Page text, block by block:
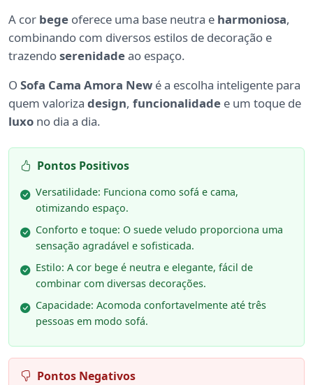
A cor bege oferece uma base neutra e harmoniosa,
combinando com diversos estilos de decoração e
trazendoserenidadeao espaço.
O Sofa Cama Amora New é a escolha inteligente para
quem valoriza design, funcionalidade e um toque de
luxo no dia a dia.
Pontos Positivos
Versatilidade: Funciona como sofá e cama,
otimizando espaço.
Conforto e toque: O suede veludo proporciona uma
sensação agradável e sofisticada.
Estilo: A cor bege é neutra e elegante, fácil de
combinar com diversas decorações.
Capacidade: Acomoda confortavelmente até três
pessoas em modo sofá.
Pontos Negativos